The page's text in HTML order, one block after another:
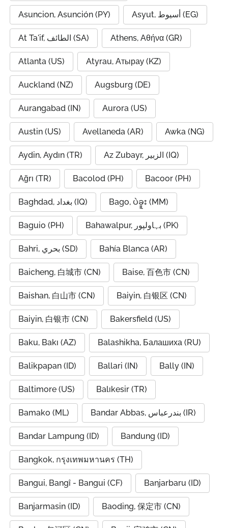
Asuncion, Asunción (PY) Asyut, أسيوط (EG)
At Ta'if, الطائف (SA) Athens, Αθήνα (GR)
Atlanta (US) Atyrau, Атырау (KZ)
Auckland (NZ) Augsburg (DE)
Aurangabad (IN) Aurora (US)
Austin (US) Avellaneda (AR) Awka (NG)
Aydin, Aydın (TR) Az Zubayr, الزبير (IQ)
Ağrı (TR) Bacolod (PH) Bacoor (PH)
Baghdad, بغداد (IQ) Bago, ပဲခူး (MM)
Baguio (PH) Bahawalpur, بہاولپور (PK)
Bahri, بحري (SD) Bahía Blanca (AR)
Baicheng, 白城市 (CN) Baise, 百色市 (CN)
Baishan, 白山市 (CN) Baiyin, 白银区 (CN)
Baiyin, 白银市 (CN) Bakersfield (US)
Baku, Bakı (AZ) Balashikha, Балашиха (RU)
Balikpapan (ID) Ballari (IN) Bally (IN)
Baltimore (US) Balıkesir (TR)
Bamako (ML) Bandar Abbas, بندرعباس (IR)
Bandar Lampung (ID) Bandung (ID)
Bangkok, กรุงเทพมหานคร (TH)
Bangui, Bangî - Bangui (CF) Banjarbaru (ID)
Banjarmasin (ID) Baoding, 保定市 (CN)